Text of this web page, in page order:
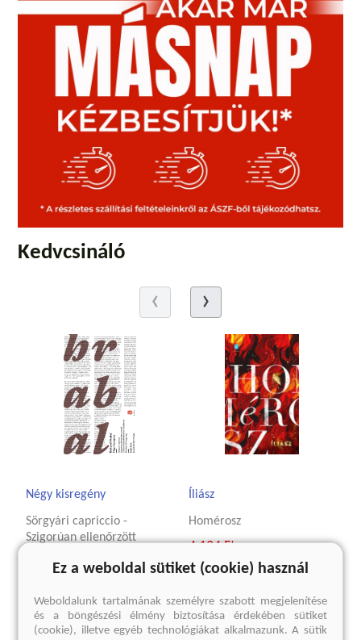
Kedvcsináló
Négy kisregény
Sörgyári capriccio -
Szigorúan ellenőrzött
idősebbeknek és
Praga 1947
Bohumil Hrabal
Íliász
Homérosz
4 124 Ft
Eredeti ár:5 499 Ft
kosárba
Ez a weboldal sütiket (cookie) használ
Weboldalunk tartalmának személyre szabott megjelenítése
és a böngészési élmény biztosítása érdekében sütiket
(cookie), illetve egyéb technológiákat alkalmazunk. A sütik